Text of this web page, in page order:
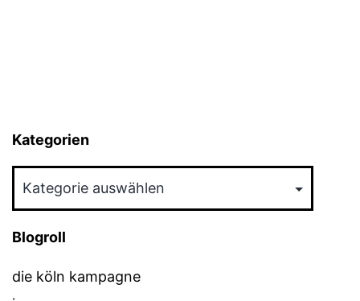
Kategorien
Blogroll
die köln kampagne